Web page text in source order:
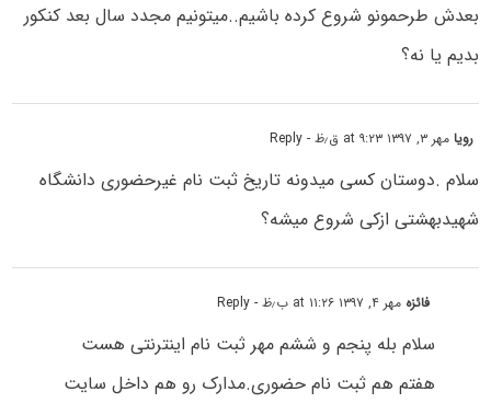
بعدش طرحمونو شروع کرده باشیم..میتونیم مجدد سال بعد کنکور
بدیم یا نه؟
رویامهر ۳, ۱۳۹۷ at ۹:۲۳ ق٫ظ - Reply
سلام .دوستان کسی میدونه تاریخ ثبت نام غیرحضوری دانشگاه
شهیدبهشتی ازکی شروع میشه؟
فائزه مهر ۴, ۱۳۹۷ at ۱۱:۲۶ ب٫ظ - Reply
سلام بله پنجم و ششم مهر ثبت نام اینترنتی هست
هفتم هم ثبت نام حضوری.مدارک رو هم داخل سایت